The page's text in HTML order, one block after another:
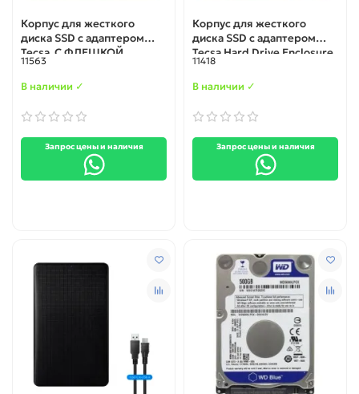
Корпус для жесткого
диска SSD с адаптером
Tecsa С ФЛЕШКОЙ
11563
В наличии ✓
Запрос цены и наличия
Корпус для жесткого
диска SSD с адаптером
Tecsa Hard Drive Enclosure
USB C 3.0
with org Connector
11418
В наличии ✓
Запрос цены и наличия